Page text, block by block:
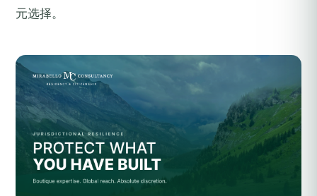
元选择。